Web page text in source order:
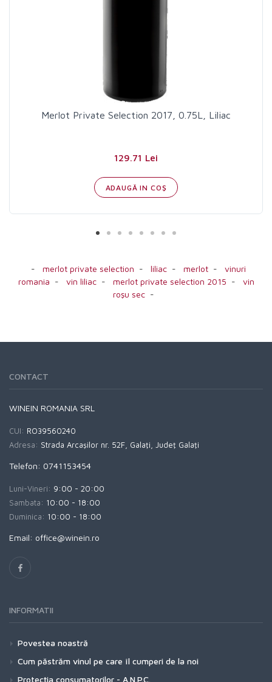
Merlot Private Selection 2017, 0.75L, Liliac
129.71 Lei
ADAUGĂ IN COŞ
- merlot private selection - liliac - merlot - vinuri
romania - vin liliac- merlot private selection 2015 - vin
roşu sec -
CONTACT
WINEIN ROMANIA SRL
CUI: RO39560240
Adresa: Strada Arcaşilor nr. 52F, Galaţi, Judeţ Galaţi
Telefon: 0741153454
Luni-Vineri: 9:00 - 20:00
Sambata: 10:00 - 18:00
Duminica: 10:00 - 18:00
Email: office@winein.ro
INFORMATII
Povestea noastră
Cum păstrăm vinul pe care îl cumperi de la noi
Protecţia consumatorilor - A.N.P.C.